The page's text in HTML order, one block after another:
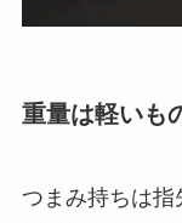
重量は軽いも
つまみ持ちは指